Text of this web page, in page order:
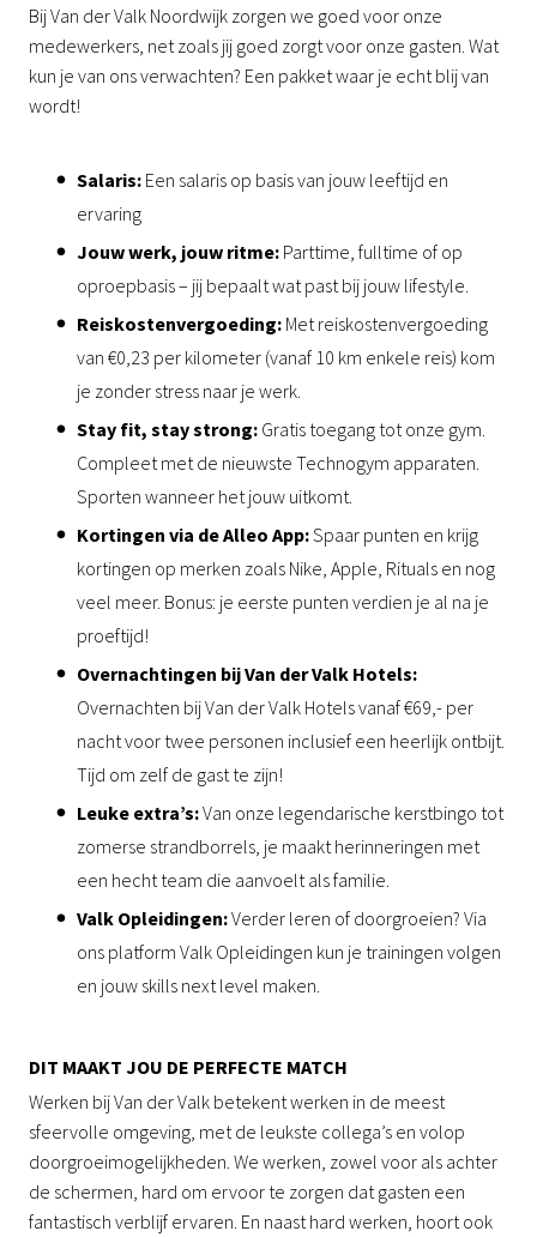
Bij Van der Valk Noordwijk zorgen we goed voor onze
medewerkers, net zoals jij goed zorgt voor onze gasten. Wat
kun je van ons verwachten? Een pakket waar je echt blij van
wordt!
Salaris: Een salaris op basis van jouw leeftijd en
ervaring
Jouw werk, jouw ritme: Parttime, fulltime of op
oproepbasis – jij bepaalt wat past bij jouw lifestyle.
Reiskostenvergoeding: Met reiskostenvergoeding
van €0,23 per kilometer (vanaf 10 km enkele reis) kom
je zonder stress naar je werk.
Stay fit, stay strong: Gratis toegang tot onze gym.
Compleet met de nieuwste Technogym apparaten.
Sporten wanneer het jouw uitkomt.
Kortingen via de Alleo App:Spaar punten en krijg
kortingen op merken zoals Nike, Apple, Rituals en nog
veel meer. Bonus: je eerste punten verdien je al na je
proeftijd!
Overnachtingen bij Van der Valk Hotels:
Overnachten bij Van der Valk Hotels vanaf €69,- per
nacht voor twee personen inclusief een heerlijk ontbijt.
Tijd om zelf de gast te zijn!
Leuke extra’s:Van onze legendarische kerstbingo tot
zomerse strandborrels, je maakt herinneringen met
een hecht team die aanvoelt als familie.
Valk Opleidingen:Verder leren of doorgroeien? Via
ons platform Valk Opleidingen kun je trainingen volgen
en jouw skills next level maken.
DIT MAAKT JOU DE PERFECTE MATCH
Werken bij Van der Valk betekent werken in de meest
sfeervolle omgeving, met de leukste collega’s en volop
doorgroeimogelijkheden. We werken, zowel voor als achter
de schermen, hard om ervoor te zorgen dat gasten een
fantastisch verblijf ervaren. En naast hard werken, hoort ook